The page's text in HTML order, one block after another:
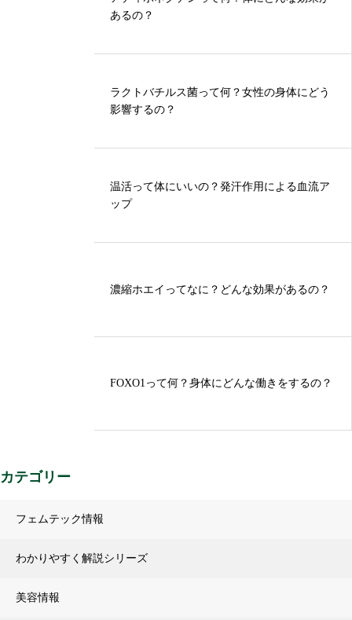
あるの？
ラクトバチルス菌って何？女性の身体にどう
影響するの？
温活って体にいいの？発汗作用による血流ア
ップ
濃縮ホエイってなに？どんな効果があるの？
FOXO1って何？身体にどんな働きをするの？
カテゴリー
フェムテック情報
わかりやすく解説シリーズ
美容情報